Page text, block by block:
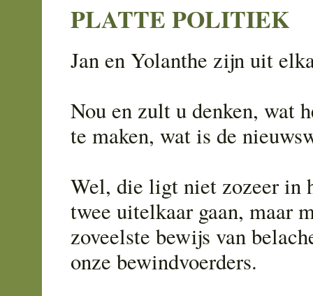
PLATTE POLITIEK
Jan en Yolanthe zijn uit
Nou en zult u denken, wat
te maken, wat is de
Wel, die ligt niet zozeer in
twee uitelkaar gaan, maar
zoveelste bewijs van
onze bewindvoerders.